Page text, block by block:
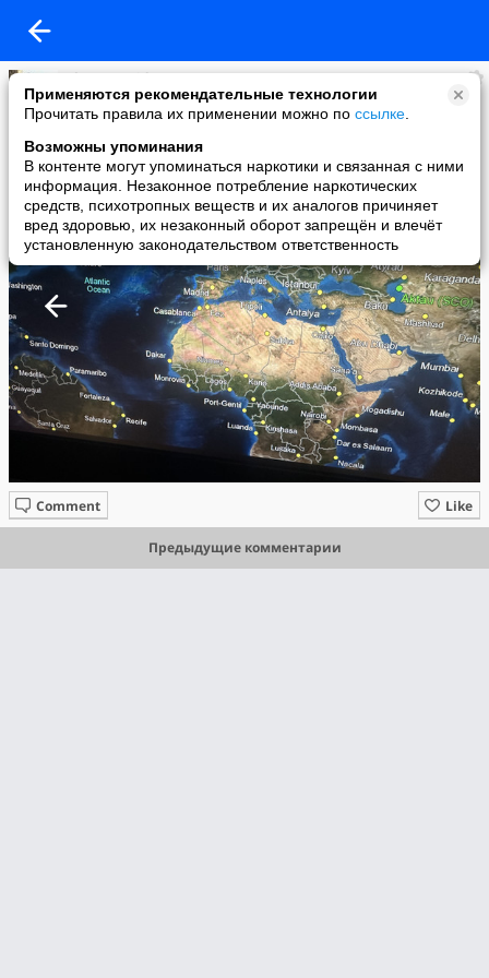
Применяются рекомендательные технологии
Прочитать правила их применении можно по ссылке
Возможны упоминания
В контенте могут упоминаться наркотики и связанная с ними
информация. Незаконное потребление наркотических
средств, психотропных веществ и их аналогов причиняет
вред здоровью, их незаконный оборот запрещён и влечёт
установленную законодательством ответственность
Alena Demidova
added a photo
22 Jul в 20:52
Like
Comment
Предыдущие комментарии